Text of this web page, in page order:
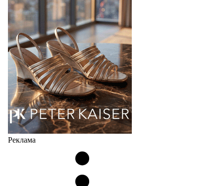
производителя (РУП «Белорусский протезно-
ортопедический восстановительный…
04.08.2026 488
Реклама